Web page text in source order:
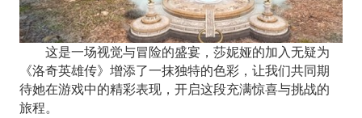
这是一场视觉与冒险的盛宴，莎妮娅的加入无疑为
《洛奇英雄传》增添了一抹独特的色彩，让我们共同期
待她在游戏中的精彩表现，开启这段充满惊喜与挑战的
旅程。